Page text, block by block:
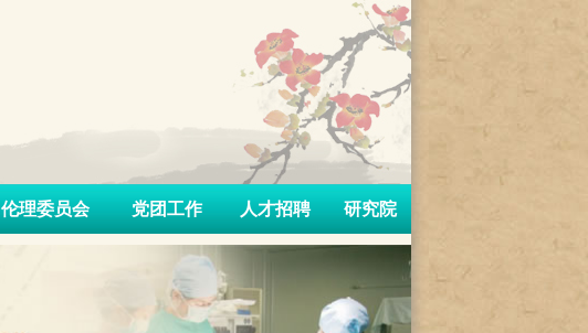
伦理委员会 党团工作 人才招聘 研究院